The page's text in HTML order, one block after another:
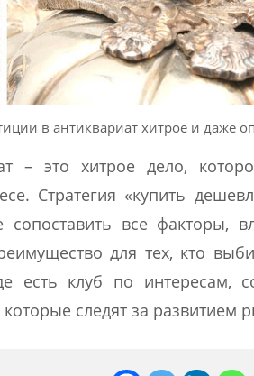
в антиквариат хитрое и даже
– это хитрое дело,
Стратегия «купить
сопоставить все
для тех, кто
есть клуб по интересам,
следят за развитием